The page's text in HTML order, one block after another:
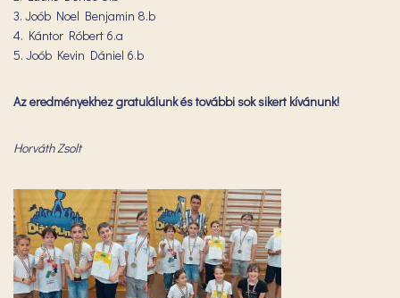
3. Joób Noel Benjamin 8.b
4. Kántor Róbert 6.a
5. Joób Kevin Dániel 6.b
Az eredményekhez gratulálunk és további sok sikert kívánunk!
Horváth Zsolt